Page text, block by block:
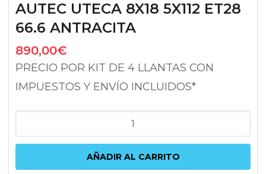
AUTEC UTECA 8X18 5X112 ET28
66.6 ANTRACITA
890,00€
PRECIO POR KIT DE 4 LLANTAS CON
IMPUESTOS Y ENVÍO INCLUIDOS*
UTECA
5X112
AÑADIR AL CARRITO